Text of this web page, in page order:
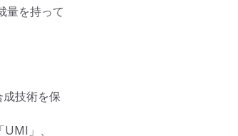
量を持って
技術を保
」、